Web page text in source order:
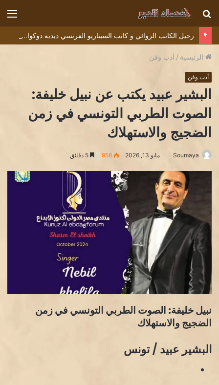
بحث
عن
رحيل الكاتب الروائي و كاتب السيناريو الفرنسي ديديه دوكوان Didier Decoin .
الرئيسية / أدب وفن
أدب وفن
البشير عبيد يكتب عن نبيل خليفة:
الصوت الطربي التونسي في زمن
الضجيج والاستهلاك
Soumaya مايو 13, 2026 958
نبيل خليفة: الصوت الطربي التونسي في زمن
الضجيج والاستهلاك
البشير عبيد / تونس